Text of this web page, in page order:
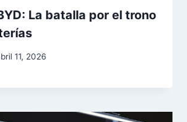
La batalla por el trono
11, 2026